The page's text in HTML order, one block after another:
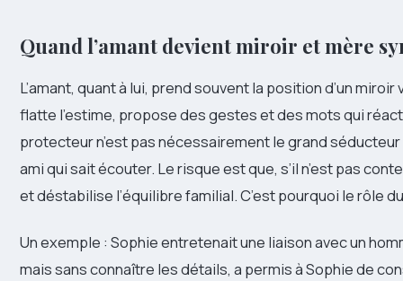
Quand l’amant devient miroir et mère
L’amant, quant à lui, prend souvent la position d’un
flatte l’estime, propose des gestes et des mots qui
protecteur n’est pas nécessairement le grand séducteur
ami qui sait écouter. Le risque est que, s’il n’est pas
et déstabilise l’équilibre familial. C’est pourquoi le rôle
Un exemple : Sophie entretenait une liaison avec un
mais sans connaître les détails, a permis à Sophie de